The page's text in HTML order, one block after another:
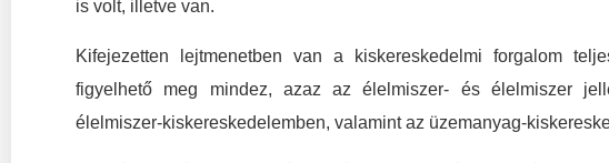
is volt, illetve van.
Kifejezetten lejtmenetben van a kiskereskedelmi forgalom
figyelhető meg mindez, azaz az élelmiszer- és élelmiszer
élelmiszer-kiskereskedelemben, valamint az üzemanyag-